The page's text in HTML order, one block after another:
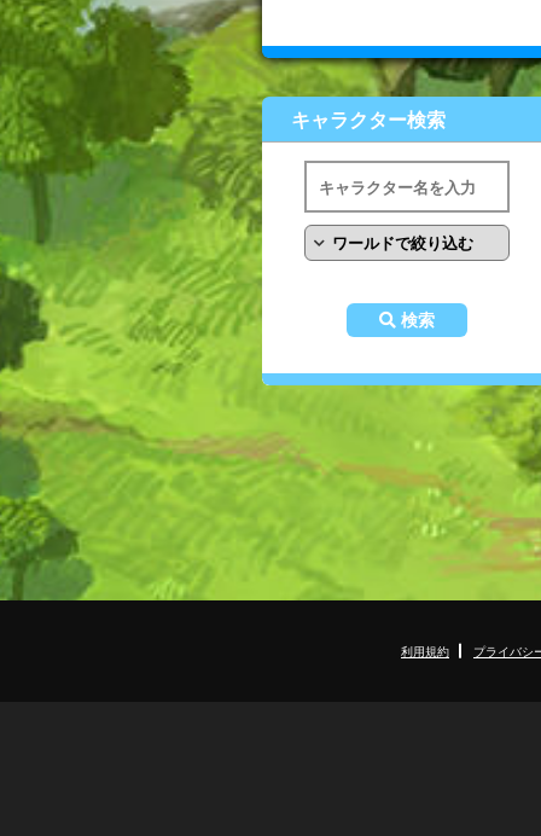
キャラクター検索
検索
利用規約 プライバシ